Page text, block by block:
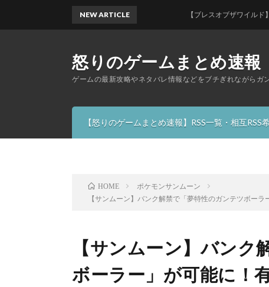
怒りのゲームまとめ速報
ゲームの最新攻略やネタバレ情報などをブチぎれながらガ
【怒りのゲームまとめ速報】RSS一覧・相互RSS
NEW ARTICLE 【ブレスオブザワイルド】古代兵装
HOME
ポケモンサンムーン
【サンムーン】バンク解禁で「夢特性のガンテツボー
【サンムーン】バンク
ボーラー」が可能に！